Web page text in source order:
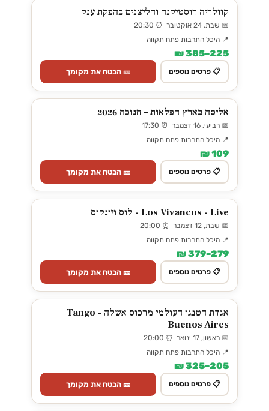
קוולריה רוסטיקנה והליצנים בהפקת ענק
📅 שבת, 24 אוקטובר ⏰ 20:30
📍 היכל התרבות פתח תקווה
225–385 ₪
📋 פרטים נוספים 🎫 הבטח את מקומך
אליסה בארץ הפלאות – חנוכה 2026
📅 רביעי, 16 דצמבר ⏰ 17:30
📍 היכל התרבות פתח תקווה
109 ₪
📋 פרטים נוספים 🎫 הבטח את מקומך
Los Vivancos - Live - לוס ויונקוס
📅 שבת, 12 דצמבר ⏰ 20:00
📍 היכל התרבות פתח תקווה
279–379 ₪
📋 פרטים נוספים 🎫 הבטח את מקומך
אגדת הטנגו העולמי מרכוס אשלה - Tango
Buenos Aires
📅 ראשון, 17 ינואר ⏰ 20:00
📍 היכל התרבות פתח תקווה
205–325 ₪
📋 פרטים נוספים 🎫 הבטח את מקומך